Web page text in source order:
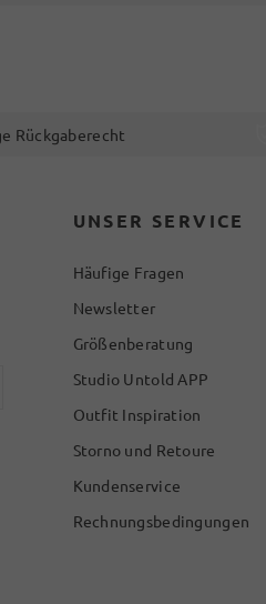
Rückgaberecht
UNSER SERVICE
Häufige Fragen
Newsletter
Größenberatung
Studio Untold APP
Outfit Inspiration
Storno und Retoure
Kundenservice
Rechnungsbedingungen